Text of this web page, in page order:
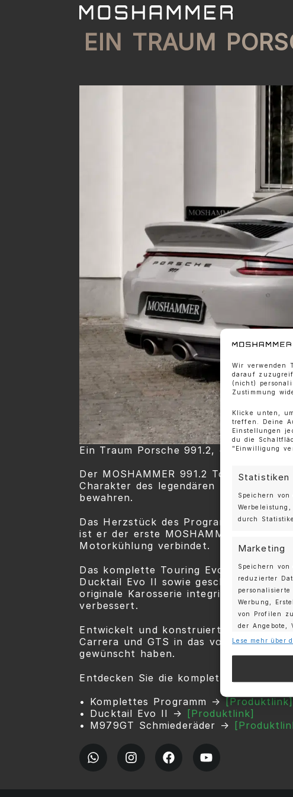
Wir verwenden
darauf
(nicht)
Zustimmung
Klicke unten,
treffen. Deine
Einstellungen
du die
"Einwilligung
Statistiken
Speichern
durch
Marketing
Speichern
reduzierter
Werbung,
von Profilen
der Angebote,
Abgleichung
Endgeräten
Lese mehr über
EIN TRAUM
Ein Traum Porsche 991.2, den es so
Der MOSHAMMER 991.2 Touring Evo
Charakter des legendären Sport
bewahren.
Das Herzstück des Programms ist der
ist er der erste MOSHAMMER Ram
Motorkühlung verbindet.
Das komplette Touring Evo R Paket
Ducktail Evo II sowie geschmiedete
originale Karosserie integriert und
verbessert.
Entwickelt und konstruiert in
Carrera und GTS in das vom Sport
gewünscht haben.
Entdecken Sie die komplette
• Komplettes Programm → [Produktlink]
• Ducktail Evo II →
[Produktlink]
• M979GT Schmiederäder →